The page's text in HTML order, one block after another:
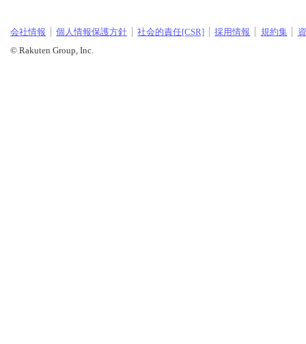
会社情報 個人情報保護方針 社会的責任[CSR] 採用情報 規約集
© Rakuten Group, Inc.